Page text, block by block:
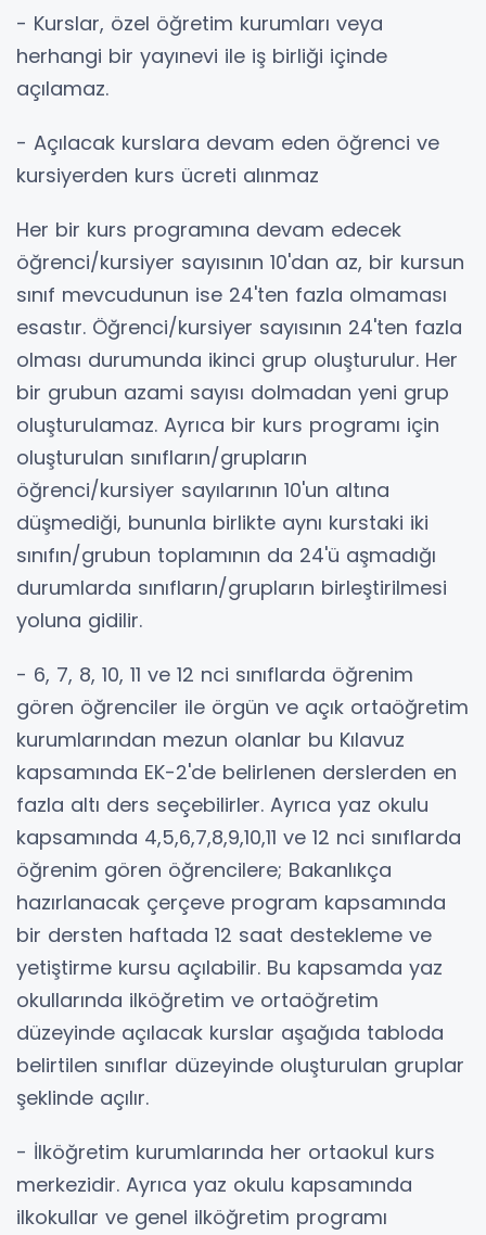
- Kurslar, özel öğretim kurumları veya
herhangi bir yayınevi ile iş birliği içinde
açılamaz.
- Açılacak kurslara devam eden öğrenci ve
kursiyerden kurs ücreti alınmaz
Her bir kurs programına devam edecek
öğrenci/kursiyer sayısının 10'dan az, bir kursun
sınıf mevcudunun ise 24'ten fazla olmaması
esastır. Öğrenci/kursiyer sayısının 24'ten fazla
olması durumunda ikinci grup oluşturulur. Her
bir grubun azami sayısı dolmadan yeni grup
oluşturulamaz. Ayrıca bir kurs programı için
oluşturulan sınıfların/grupların
öğrenci/kursiyer sayılarının 10'un altına
düşmediği, bununla birlikte aynı kurstaki iki
sınıfın/grubun toplamının da 24'ü aşmadığı
durumlarda sınıfların/grupların birleştirilmesi
yoluna gidilir.
- 6, 7, 8, 10, 11 ve 12 nci sınıflarda öğrenim
gören öğrenciler ile örgün ve açık ortaöğretim
kurumlarından mezun olanlar bu Kılavuz
kapsamında EK-2'de belirlenen derslerden en
fazla altı ders seçebilirler. Ayrıca yaz okulu
kapsamında 4,5,6,7,8,9,10,11 ve 12 nci sınıflarda
öğrenim gören öğrencilere; Bakanlıkça
hazırlanacak çerçeve program kapsamında
bir dersten haftada 12 saat destekleme ve
yetiştirme kursu açılabilir. Bu kapsamda yaz
okullarında ilköğretim ve ortaöğretim
düzeyinde açılacak kurslar aşağıda tabloda
belirtilen sınıflar düzeyinde oluşturulan gruplar
şeklinde açılır.
- İlköğretim kurumlarında her ortaokul kurs
merkezidir. Ayrıca yaz okulu kapsamında
ilkokullar ve genel ilköğretim programı